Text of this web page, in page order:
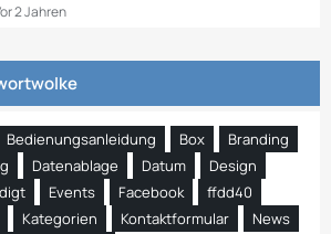
2 Jahren
Bedienungsanleidung Box
Branding
Datenablage Datum
Design
Events Facebook
ffdd40
Kategorien Kontaktformular
News